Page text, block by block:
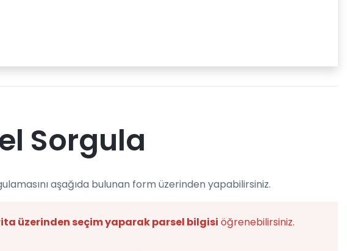
Sorgula
aşağıda bulunan form üzerinden yapabilirsiniz.
üzerinden seçim yaparak parsel bilgisi öğrenebilirsiniz.